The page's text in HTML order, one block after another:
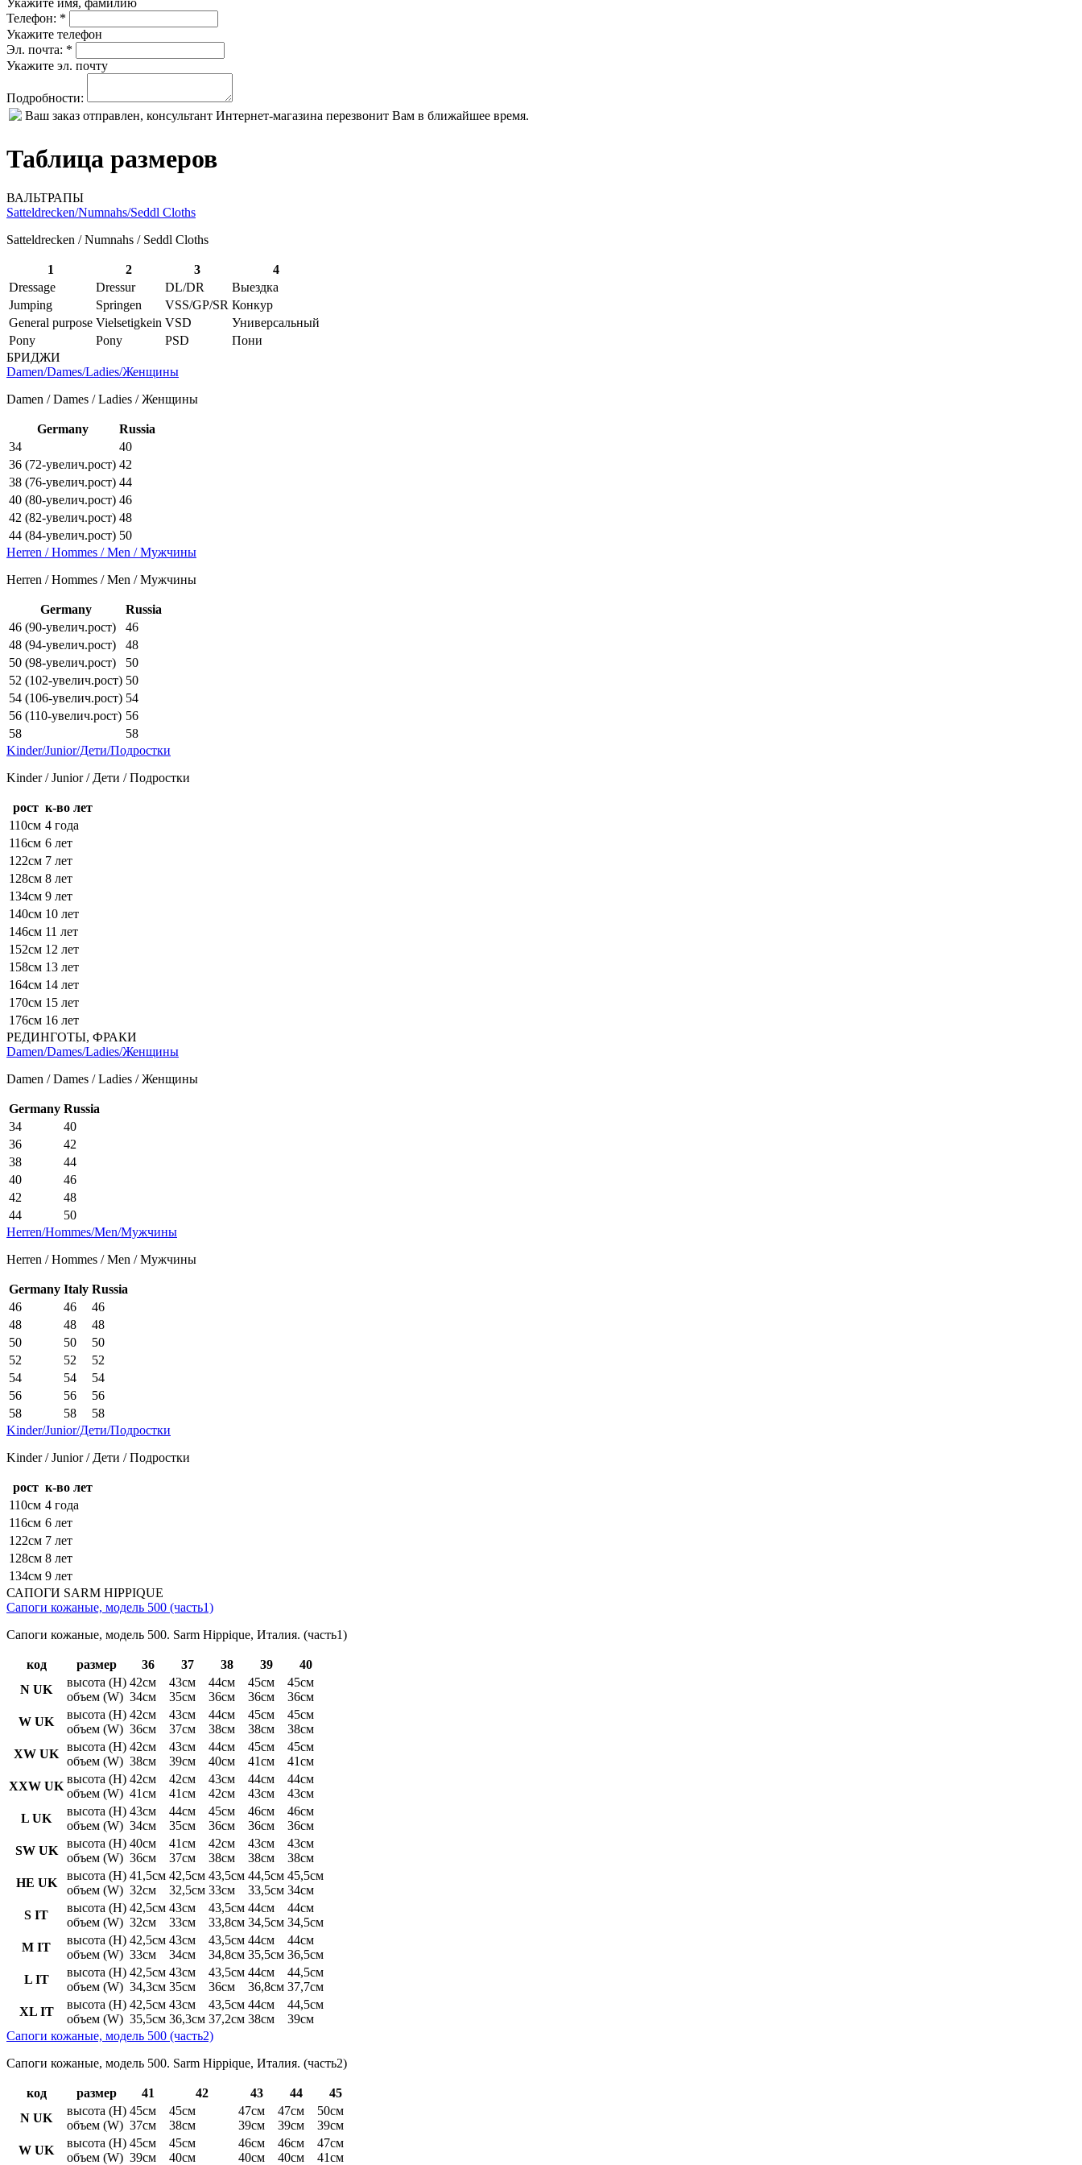
Укажите имя, фамилию
Телефон: *
Укажите телефон
Эл. почта: *
Укажите эл. почту
Подробности:
Ваш заказ отправлен, консультант Интернет-магазина перезвонит Вам в ближайшее время.
Таблица размеров
ВАЛЬТРАПЫ
Satteldrecken/Numnahs/Seddl Cloths
Satteldrecken / Numnahs / Seddl Cloths
1 2 3
4
Dressage
Dressur DL/DR
Выездка
Jumping
Springen VSS/GP/SR Конкур
General purpose Vielsetigkein VSD
Универсальный
Pony
Pony PSD
Пони
БРИДЖИ
Damen/Dames/Ladies/Женщины
Damen / Dames / Ladies / Женщины
Germany
Russia
34
40
36 (72-увелич.рост) 42
38 (76-увелич.рост) 44
40 (80-увелич.рост) 46
42 (82-увелич.рост) 48
44 (84-увелич.рост) 50
Herren / Hommes / Men / Мужчины
Herren / Hommes / Men / Мужчины
Germany
Russia
46 (90-увелич.рост)
46
48 (94-увелич.рост)
48
50 (98-увелич.рост)
50
52 (102-увелич.рост) 50
54 (106-увелич.рост) 54
56 (110-увелич.рост) 56
58
58
Kinder/Junior/Дети/Подростки
Kinder / Junior / Дети / Подростки
рост к-во лет
110см 4 года
116см 6 лет
122см 7 лет
128см 8 лет
134см 9 лет
140см 10 лет
146см 11 лет
152см 12 лет
158см 13 лет
164см 14 лет
170см 15 лет
176см 16 лет
РЕДИНГОТЫ, ФРАКИ
Damen/Dames/Ladies/Женщины
Damen / Dames / Ladies / Женщины
Germany Russia
34
40
36
42
38
44
40
46
42
48
44
50
Herren/Hommes/Men/Мужчины
Herren / Hommes / Men / Мужчины
Germany Italy Russia
46
46
46
48
48
48
50
50
50
52
52
52
54
54
54
56
56
56
58
58
58
Kinder/Junior/Дети/Подростки
Kinder / Junior / Дети / Подростки
рост к-во лет
110см 4 года
116см 6 лет
122см 7 лет
128см 8 лет
134см 9 лет
САПОГИ SARM HIPPIQUE
Сапоги кожаные, модель 500 (часть1)
Сапоги кожаные, модель 500. Sarm Hippique, Италия. (часть1)
код размер 36 37 38 39
40
N UK
высота (H)
объем (W)
42см
34см
43см
35см
44см
36см
45см
36см
45см
36см
W UK
высота (H)
объем (W)
42см
36см
43см
37см
44см
38см
45см
38см
45см
38см
XW UK
высота (H)
объем (W)
42см
38см
43см
39см
44см
40см
45см
41см
45см
41см
XXW UK
высота (H)
объем (W)
42см
41см
42см
41см
43см
42см
44см
43см
44см
43см
L UK
высота (H)
объем (W)
43см
34см
44см
35см
45см
36см
46см
36см
46см
36см
SW UK
высота (H)
объем (W)
40см
36см
41см
37см
42см
38см
43см
38см
43см
38см
HE UK
высота (H)
объем (W)
41,5см
32см
42,5см
32,5см
43,5см
33см
44,5см
33,5см
45,5см
34см
S IT
высота (H)
объем (W)
42,5см
32см
43см
33см
43,5см
33,8см
44см
34,5см
44см
34,5см
M IT
высота (H)
объем (W)
42,5см
33см
43см
34см
43,5см
34,8см
44см
35,5см
44см
36,5см
L IT
высота (H)
объем (W)
42,5см
34,3см
43см
35см
43,5см
36см
44см
36,8см
44,5см
37,7см
XL IT
высота (H)
объем (W)
42,5см
35,5см
43см
36,3см
43,5см
37,2см
44см
38см
44,5см
39см
Сапоги кожаные, модель 500 (часть2)
Сапоги кожаные, модель 500. Sarm Hippique, Италия. (часть2)
код размер 41 42 43 44
45
N UK
высота (H)
объем (W)
45см
37см
45см
38см
47см
39см
47см
39см
50см
39см
W UK
высота (H)
объем (W)
45см
39см
45см
40см
46см
40см
46см
40см
47см
41см